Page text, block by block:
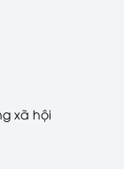
xã hội